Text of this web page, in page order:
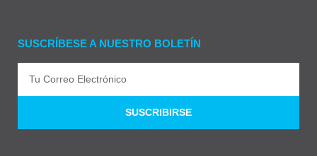
SUSCRÍBESE A NUESTRO BOLETÍN
SUSCRIBIRSE